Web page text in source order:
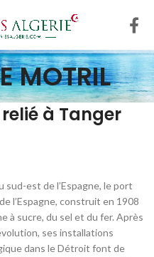
MOTRIL
sud-est de l’Espagne, le port
l’Espagne, construit en 1908
à sucre, du sel et du fer. Après
ses installations
dans le Détroit font de